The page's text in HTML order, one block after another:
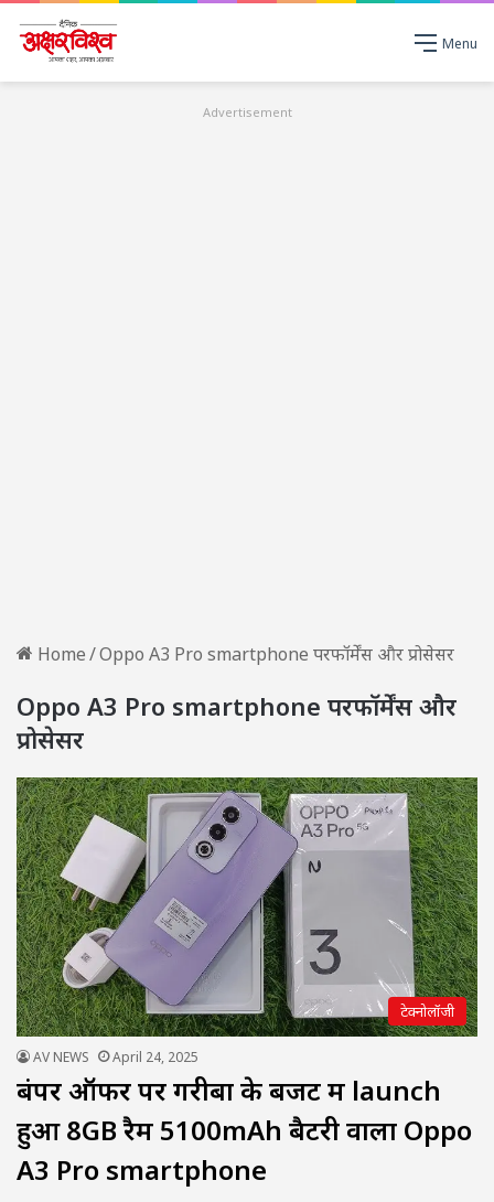
Menu
Advertisement
Home/Oppo A3 Pro smartphone परफॉर्मेंस और प्रोसेसर
Oppo A3 Pro smartphone परफॉर्मेंस और
प्रोसेसर
टेक्नोलॉजी
AV NEWS April 24, 2025
बंपर ऑफर पर गरीबों के बजट में launch
हुआ 8GB रैम 5100mAh बैटरी वाला Oppo
A3 Pro smartphone